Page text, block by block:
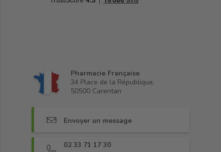
Pharmacie Française
34 Place de la République,
50500 Carentan
Envoyer un message
02 33 71 17 30